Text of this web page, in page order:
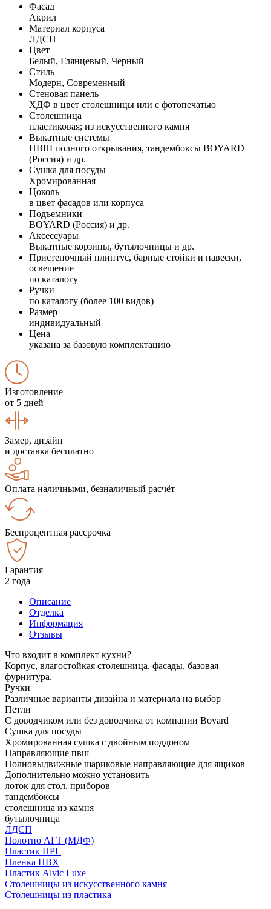
Фасад
Акрил
Материал корпуса
ЛДСП
Цвет
Белый, Глянцевый, Черный
Стиль
Модерн, Современный
Стеновая панель
ХДФ в цвет столешницы или с фотопечатью
Столешница
пластиковая; из искусственного камня
Выкатные системы
ПВШ полного открывания, тандембоксы BOYARD
(Россия) и др.
Сушка для посуды
Хромированная
Цоколь
в цвет фасадов или корпуса
Подъемники
BOYARD (Россия) и др.
Аксессуары
Выкатные корзины, бутылочницы и др.
Пристеночный плинтус, барные стойки и навески,
освещение
по каталогу
Ручки
по каталогу (более 100 видов)
Размер
индивидуальный
Цена
указана за базовую комплектацию
Изготовление
от 5 дней
Замер, дизайн
и доставка бесплатно
Оплата наличными, безналичный расчёт
Беспроцентная рассрочка
Гарантия
2 года
Описание
Отделка
Информация
Отзывы
Что входит в комплект кухни?
Корпус, влагостойкая столешница, фасады, базовая
фурнитура.
Ручки
Различные варианты дизайна и материала на выбор
Петли
С доводчиком или без доводчика от компании Boyard
Сушка для посуды
Хромированная сушка с двойным поддоном
Направляющие пвш
Полновыдвижные шариковые направляющие для ящиков
Дополнительно можно установить
лоток для стол. приборов
тандембоксы
столешница из камня
бутылочница
ЛДСП
Полотно АГТ (МДФ)
Пластик HPL
Пленка ПВХ
Пластик Alvic Luxe
Столешницы из искусственного камня
Столешницы из пластика